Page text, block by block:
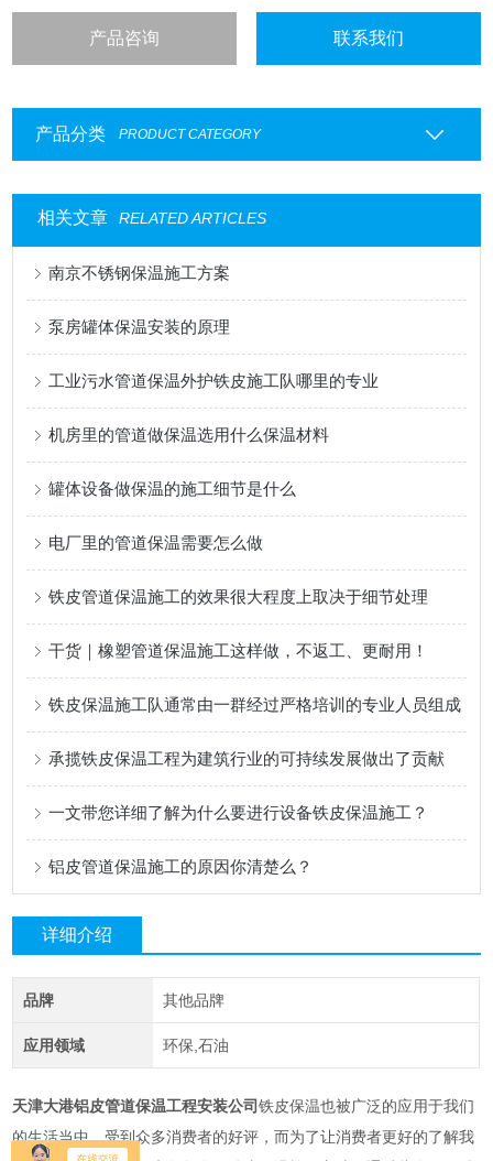
产品咨询 联系我们
产品分类 PRODUCT CATEGORY
相关文章 RELATED ARTICLES
南京不锈钢保温施工方案
泵房罐体保温安装的原理
工业污水管道保温外护铁皮施工队哪里的专业
机房里的管道做保温选用什么保温材料
罐体设备做保温的施工细节是什么
电厂里的管道保温需要怎么做
铁皮管道保温施工的效果很大程度上取决于细节处理
干货｜橡塑管道保温施工这样做，不返工、更耐用！
铁皮保温施工队通常由一群经过严格培训的专业人员组成
承揽铁皮保温工程为建筑行业的可持续发展做出了贡献
一文带您详细了解为什么要进行设备铁皮保温施工？
铝皮管道保温施工的原因你清楚么？
详细介绍
品牌 其他品牌
应用领域 环保,石油
天津大港铝皮管道保温工程安装公司铁皮保温也被广泛的应用于我们
的生活当中，受到众多消费者的好评，而为了让消费者更好的了解我